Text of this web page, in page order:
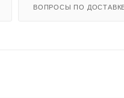
ВОПРОСЫ ПО